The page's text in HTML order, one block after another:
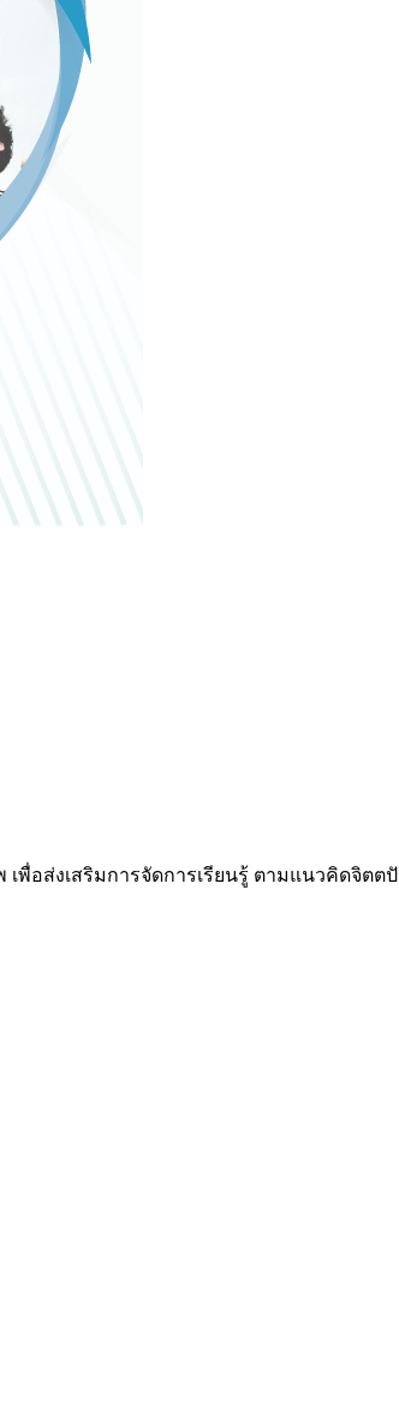
พื่อส่งเสริมการจัดการเรียนรู้ ตามแนวคิดจิต